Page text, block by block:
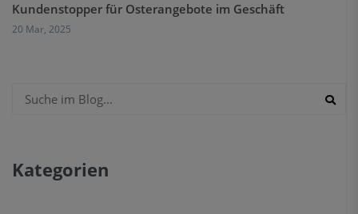
Kundenstopper für Osterangebote im Geschäft
20 Mar, 2025
Kategorien